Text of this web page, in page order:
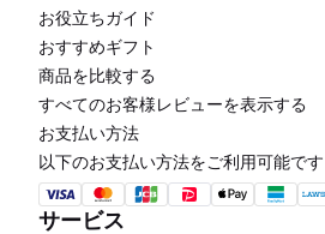
お役立ちガイド
おすすめギフト
商品を比較する
すべてのお客様レビューを表示する
お支払い方法
以下のお支払い方法をご利用可能です
サービス